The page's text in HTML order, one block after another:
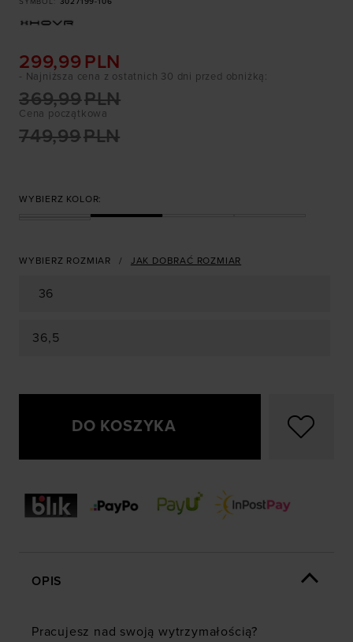
299,99 PLN
Cena początkowa
749,99PLN
369,99PLN
- Najniższa cena z ostatnich 30 dni przed obniżką:
WYBIERZ KOLOR:
WYBIERZ ROZMIAR JAK DOBRAĆ ROZMIAR
36
36,5
DO KOSZYKA
OPIS
Pracujesz nad swoją wytrzymałością?